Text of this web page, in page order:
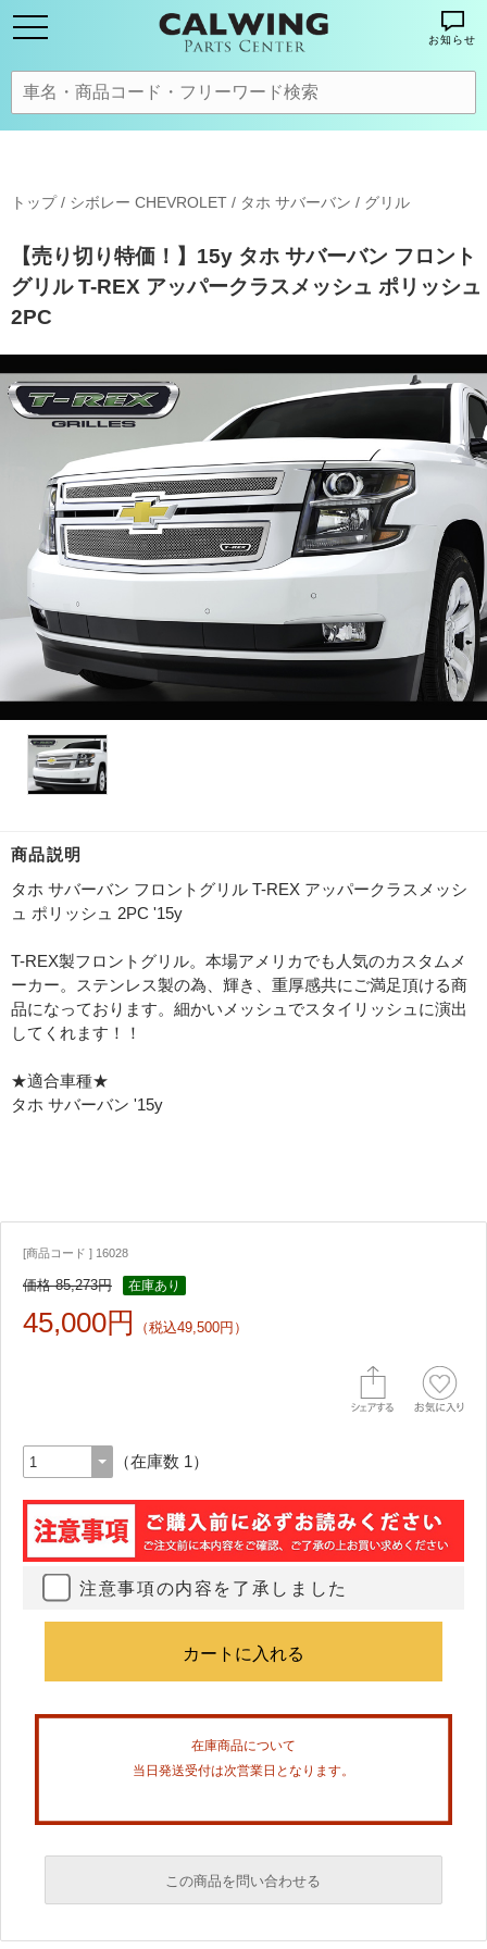
お知らせ
トップ/ シボレー CHEVROLET / タホ サバーバン / グリル
【売り切り特価！】15y タホ サバーバン フロント
グリル T-REX アッパークラスメッシュ ポリッシュ
2PC
商品説明
タホ サバーバン フロントグリル T-REX アッパークラスメッシ
ュ ポリッシュ 2PC '15y
T-REX製フロントグリル。本場アメリカでも人気のカスタムメ
ーカー。ステンレス製の為、輝き、重厚感共にご満足頂ける商
品になっております。細かいメッシュでスタイリッシュに演出
してくれます！！
★適合車種★
タホ サバーバン '15y
[商品コード ] 16028
価格 85,273円 在庫あり
45,000円 （税込49,500円）
（在庫数 1）
注意事項の内容を了承しました
在庫商品について
当日発送受付は次営業日となります。
この商品を問い合わせる